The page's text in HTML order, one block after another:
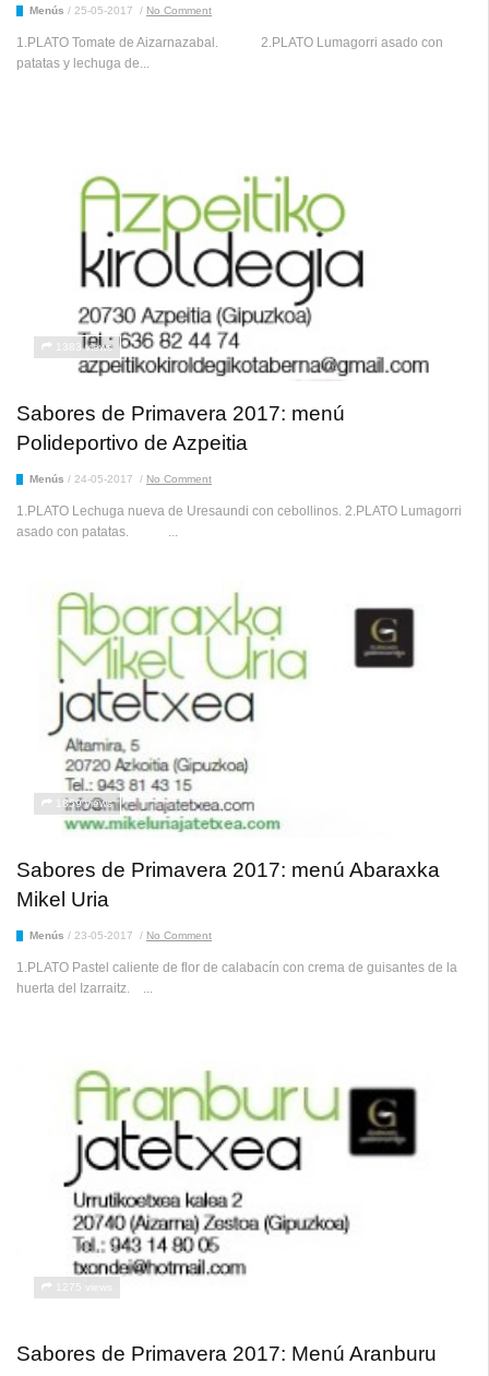
Menús / 25-05-2017 / No Comment
1.PLATO Tomate de Aizarnazabal. 2.PLATO Lumagorri asado con
patatas y lechuga de...
1383 views
Sabores de Primavera 2017: menú
Polideportivo de Azpeitia
Menús / 24-05-2017 / No Comment
1.PLATO Lechuga nueva de Uresaundi con cebollinos. 2.PLATO Lumagorri
asado con patatas. ...
1859 views
Sabores de Primavera 2017: menú Abaraxka
Mikel Uria
Menús / 23-05-2017 / No Comment
1.PLATO Pastel caliente de flor de calabacín con crema de guisantes de la
huerta del Izarraitz. ...
1275 views
Sabores de Primavera 2017: Menú Aranburu